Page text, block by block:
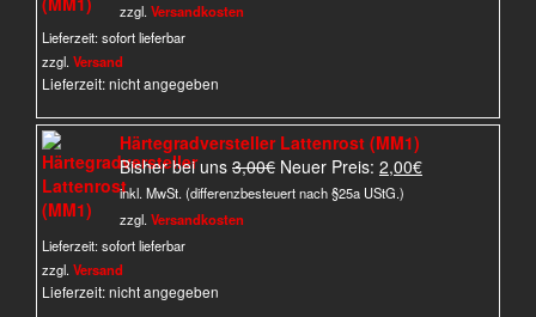
zzgl.Versandkosten
Lieferzeit:sofort lieferbar
zzgl.Versand
Lieferzeit: nicht angegeben
Härtegradversteller Lattenrost (MM1)
Bisher bei uns 3,00€ Ursprünglicher
Preis
Neuer Preis: 2,00€Aktueller
inkl. MwSt. (differenzbesteuert nach §25a UStG.)
zzgl.Versandkosten
Lieferzeit:sofort lieferbar
zzgl.Versand
Lieferzeit: nicht angegeben